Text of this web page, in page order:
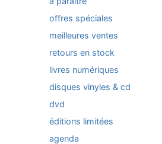
offres spéciales
meilleures ventes
retours en stock
livres numériques
disques vinyles & cd
dvd
éditions limitées
agenda